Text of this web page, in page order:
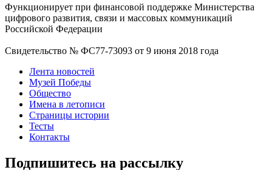
Функционирует при финансовой поддержке Министерства
цифрового развития, связи и массовых коммуникаций
Российской Федерации
Свидетельство № ФС77-73093 от 9 июня 2018 года
Лента новостей
Музей Победы
Общество
Имена в летописи
Страницы истории
Тесты
Контакты
Подпишитесь на рассылку